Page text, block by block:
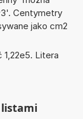
Centymetry
jako cm2
1,22e5. Litera